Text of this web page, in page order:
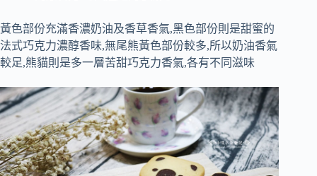
黃色部份充滿香濃奶油及香草香氣,黑色部份則是甜蜜的
法式巧克力濃醇香味,無尾熊黃色部份較多,所以奶油香氣
較足,熊貓則是多一層苦甜巧克力香氣,各有不同滋味